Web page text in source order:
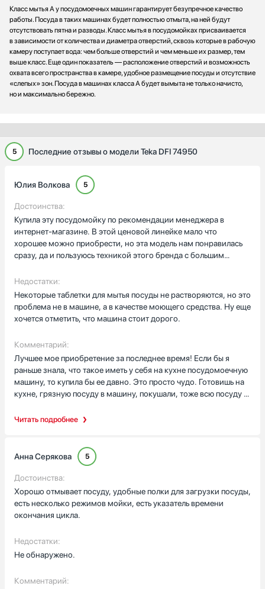
Класс мытья А у посудомоечных машин гарантирует безупречное качество
работы. Посуда в таких машинах будет полностью отмыта, на ней будут
отсутствовать пятна и разводы. Класс мытья в посудомойках присваивается
в зависимости от количества и диаметра отверстий, сквозь которые в рабочую
камеру поступает вода: чем больше отверстий и чем меньше их размер, тем
выше класс. Еще один показатель — расположение отверстий и возможность
охвата всего пространства в камере, удобное размещение посуды и отсутствие
«слепых» зон. Посуда в машинах класса А будет вымыта не только начисто,
но и максимально бережно.
5 Последние отзывы о модели Teka DFI 74950
Читать подробнее
Юлия Волкова 5
Достоинства:
Купила эту посудомойку по рекомендации менеджера в
интернет-магазине. В этой ценовой линейке мало что
хорошее можно приобрести, но эта модель нам понравилась
сразу, да и пользуюсь техникой этого бренда с большим
хорошо и сушит отлично. После мытья вся посуда блестит,
будто только изготовлена. С появлением посудомойки
столько лишнего времени стало оставаться на себя! С
удовольствием провожу его вместе с детьми.
Недостатки:
Некоторые таблетки для мытья посуды не растворяются, но это
проблема не в машине, а в качестве моющего средства. Ну еще
хочется отметить, что машина стоит дорого.
Комментарий:
Лучшее мое приобретение за последнее время! Если бы я
раньше знала, что такое иметь у себя на кухне посудомоечную
машину, то купила бы ее давно. Это просто чудо. Готовишь на
кухне, грязную посуду в машину, покушали, тоже всю посуду в
А как она помогает в праздники! Ведь в это время всегда
понравится однозначно. Тут нет каких-то непонятных
наворотов. Все просто, понятно, действенно.
Анна Серякова 5
Достоинства:
Хорошо отмывает посуду, удобные полки для загрузки посуды,
есть несколько режимов мойки, есть указатель времени
окончания цикла.
Недостатки:
Не обнаружено.
Комментарий: